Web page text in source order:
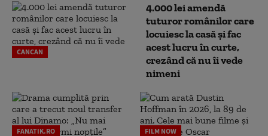
CANCAN
4.000 lei amendă
tuturor românilor care
locuiesc la casă și fac
acest lucru în curte,
crezând că nu îi vede
nimeni
FANATIK.RO FILM NOW